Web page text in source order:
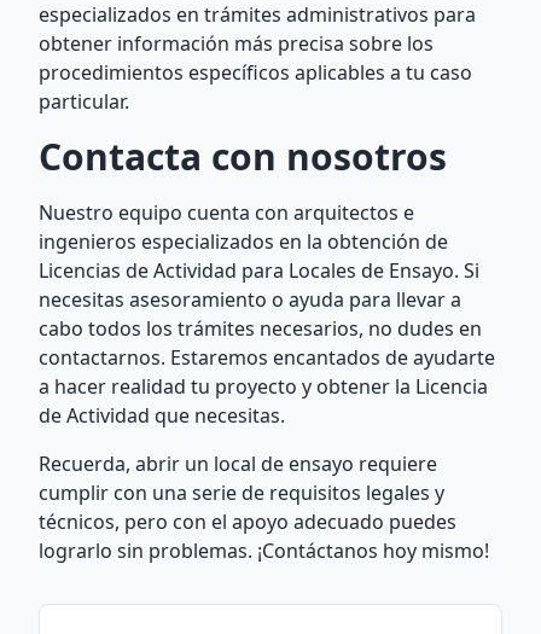
especializados en trámites administrativos para
obtener información más precisa sobre los
procedimientos específicos aplicables a tu caso
particular.
Contacta con nosotros
Nuestro equipo cuenta con arquitectos e
ingenieros especializados en la obtención de
Licencias de Actividad para Locales de Ensayo. Si
necesitas asesoramiento o ayuda para llevar a
cabo todos los trámites necesarios, no dudes en
contactarnos. Estaremos encantados de ayudarte
a hacer realidad tu proyecto y obtener la Licencia
de Actividad que necesitas.
Recuerda, abrir un local de ensayo requiere
cumplir con una serie de requisitos legales y
técnicos, pero con el apoyo adecuado puedes
lograrlo sin problemas. ¡Contáctanos hoy mismo!